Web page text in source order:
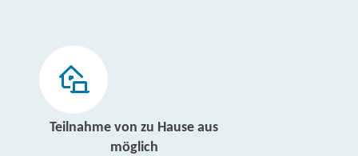
Teilnahme von zu Hause aus
möglich